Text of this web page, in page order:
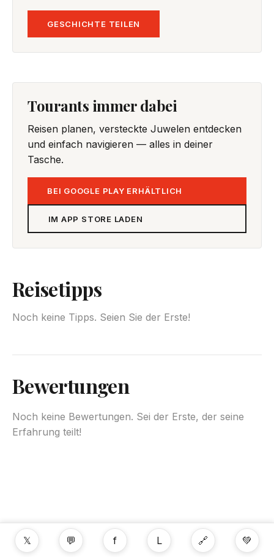
GESCHICHTE TEILEN
Tourants immer dabei
Reisen planen, versteckte Juwelen entdecken
und einfach navigieren — alles in deiner
Tasche.
BEI GOOGLE PLAY ERHÄLTLICH
IM APP STORE LADEN
Reisetipps
Noch keine Tipps. Seien Sie der Erste!
Bewertungen
Noch keine Bewertungen. Sei der Erste, der seine
Erfahrung teilt!
𝕏 💬 f L 🔗 💚